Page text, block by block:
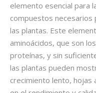
elemento esencial para
compuestos necesarios
las plantas. Este
aminoácidos, que son
proteínas, y sin
las plantas pueden
crecimiento lento, hojas